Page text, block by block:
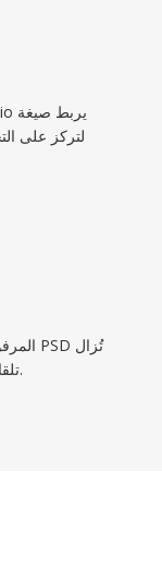
تلقائيًا من الخوادم خلال 24 ساعة.